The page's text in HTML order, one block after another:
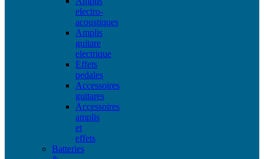
electro-
acoustiques
Amplis
guitare
electrique
Effets
pedales
Accessoires
guitares
Accessoires
amplis
et
effets
Batteries